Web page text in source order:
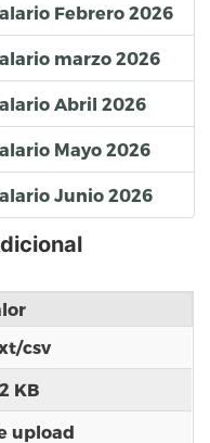
Febrero 2026
marzo 2026
Abril 2026
Mayo 2026
Junio 2026
csv
KB
upload